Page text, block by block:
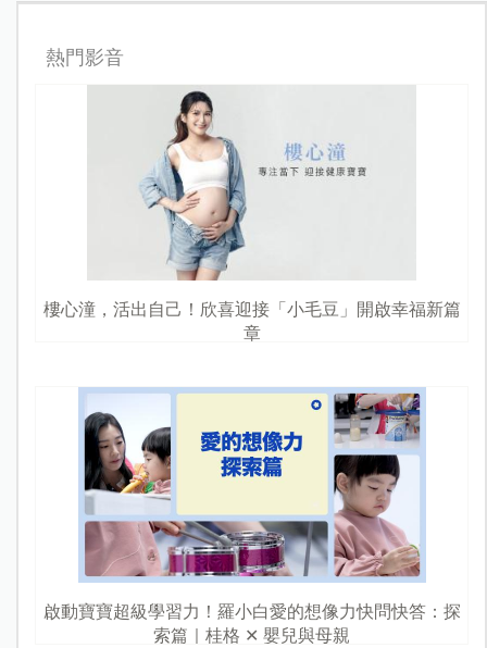
熱門影音
樓心潼，活出自己！欣喜迎接「小毛豆」開啟幸福新篇
章
啟動寶寶超級學習力！羅小白愛的想像力快問快答：探
索篇｜桂格 ✕ 嬰兒與母親